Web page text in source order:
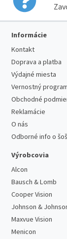
Informácie
Kontakt
Doprava a platba
Výdajné miesta
Vernostný
Obchodné
Reklamácie
O nás
Odborné info o
Výrobcovia
Alcon
Bausch & Lomb
Cooper Vision
Johnson &
Maxvue Vision
Menicon